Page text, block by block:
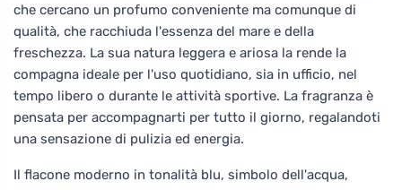
che cercano un profumo conveniente ma comunque di
qualità, che racchiuda l'essenza del mare e della
freschezza. La sua natura leggera e ariosa la rende la
compagna ideale per l'uso quotidiano, sia in ufficio, nel
tempo libero o durante le attività sportive. La fragranza è
pensata per accompagnarti per tutto il giorno, regalandoti
una sensazione di pulizia ed energia.
Il flacone moderno in tonalità blu, simbolo dell'acqua,